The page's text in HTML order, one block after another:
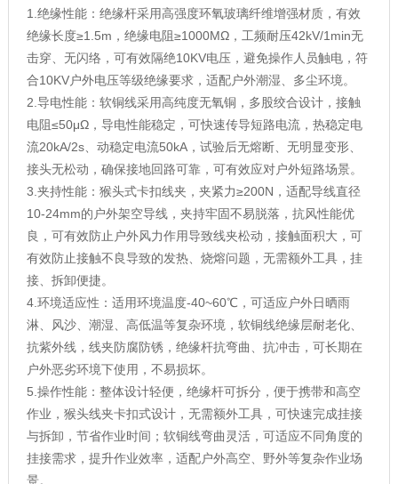
1.绝缘性能：绝缘杆采用高强度环氧玻璃纤维增强材质，有效
绝缘长度≥1.5m，绝缘电阻≥1000MΩ，工频耐压42kV/1min无
击穿、无闪络，可有效隔绝10KV电压，避免操作人员触电，符
合10KV户外电压等级绝缘要求，适配户外潮湿、多尘环境。
2.导电性能：软铜线采用高纯度无氧铜，多股绞合设计，接触
电阻≤50μΩ，导电性能稳定，可快速传导短路电流，热稳定电
流20kA/2s、动稳定电流50kA，试验后无熔断、无明显变形、
接头无松动，确保接地回路可靠，可有效应对户外短路场景。
3.夹持性能：猴头式卡扣线夹，夹紧力≥200N，适配导线直径
10-24mm的户外架空导线，夹持牢固不易脱落，抗风性能优
良，可有效防止户外风力作用导致线夹松动，接触面积大，可
有效防止接触不良导致的发热、烧熔问题，无需额外工具，挂
接、拆卸便捷。
4.环境适应性：适用环境温度-40~60℃，可适应户外日晒雨
淋、风沙、潮湿、高低温等复杂环境，软铜线绝缘层耐老化、
抗紫外线，线夹防腐防锈，绝缘杆抗弯曲、抗冲击，可长期在
户外恶劣环境下使用，不易损坏。
5.操作性能：整体设计轻便，绝缘杆可拆分，便于携带和高空
作业，猴头线夹卡扣式设计，无需额外工具，可快速完成挂接
与拆卸，节省作业时间；软铜线弯曲灵活，可适应不同角度的
挂接需求，提升作业效率，适配户外高空、野外等复杂作业场
景。